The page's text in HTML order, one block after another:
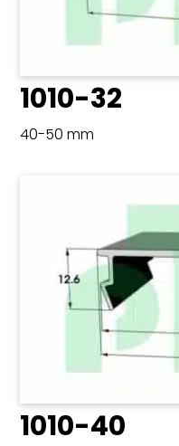
1010-32
40-50 mm
1010-40